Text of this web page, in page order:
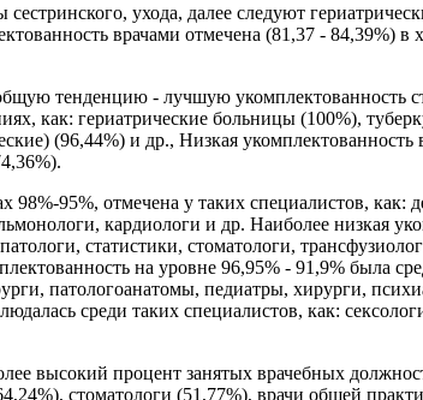
ухода, далее следуют
врачами отмечена (81,37 - 84,39%) в
тенденцию - лучшую укомплектованность
как: гериатрические больницы (100%),
(96,44%) и др., Низкая
95%, отмечена у таких специалистов, как:
кардиологи и др. Наиболее низкая
статистики, стоматологи,
на уровне 96,95% - 91,9% была
патологоанатомы, педиатры, хирурги,
среди таких специалистов, как:
высокий процент занятых врачебных
стоматологи (51,77%), врачи общей